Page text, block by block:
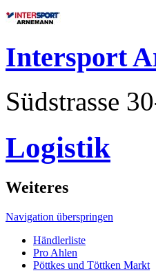
Intersport
Südstrasse
Logistik
Weiteres
Navigation überspringen
Händlerliste
Pro Ahlen
Pöttkes und Töttken Markt